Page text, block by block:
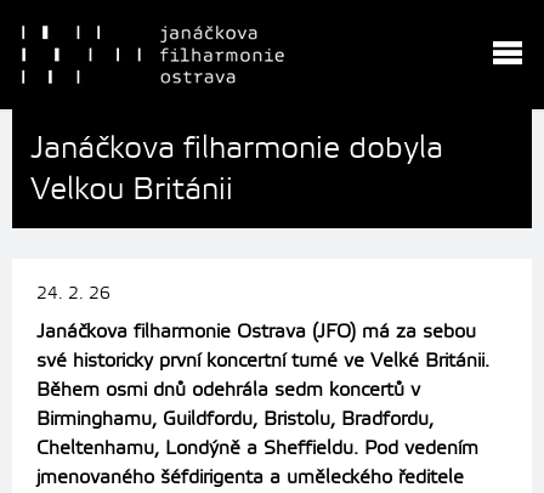
Janáčkova filharmonie dobyla
Velkou Británii
24. 2. 26
Janáčkova filharmonie Ostrava (JFO) má za sebou
své historicky první koncertní turné ve Velké Británii.
Během osmi dnů odehrála sedm koncertů v
Birminghamu, Guildfordu, Bristolu, Bradfordu,
Cheltenhamu, Londýně a Sheffieldu. Pod vedením
jmenovaného šéfdirigenta a uměleckého ředitele